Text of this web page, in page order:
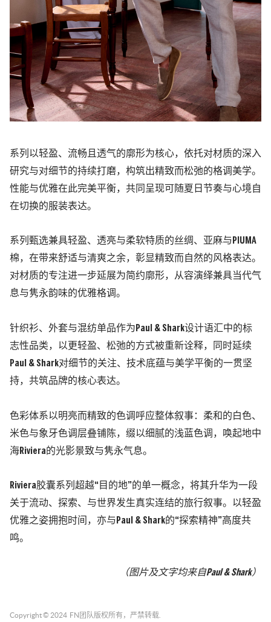
系列以轻盈、 流畅且透气的廓形为核心，依托对材质的深入
研究与对细节的持续打磨，构筑出精致而松弛的格调美学。
性能与优雅在此完美平衡，共同呈现可随夏日节奏与心境自
在切换的服装表达。
系列甄选兼具轻盈、 透亮与柔软特质的丝绸、 亚麻与 PIUMA
棉，在带来舒适与清爽之余，彰显精致而 自然的风格表达。
对材质的专注进一步延展为简约廓形，从容演绎兼具当代气
息与隽永韵味的优雅格调。
针织衫、 外套与混纺单品作为 Paul & Shark设计语汇中的标
志性品类，以更轻盈、 松弛的方式被重新诠释，同时延续
Paul & Shark对细节的关注、 技术底蕴与美学平衡的一贯坚
持，共筑品牌的核心表达。
色彩体系以明亮而精致的色调呼应整体叙事：柔和的白色、
米色与象牙色调层叠铺陈，缀以细腻的浅蓝色调，唤起地中
海 Riviera 的光影景致与隽永气息。
Riviera胶囊系列超越“ 目的地” 的单一概念，将其升华为一段
关于流动、 探索、 与世界发生真实连结 的旅行叙事。 以轻盈
优雅之姿拥抱时间，亦与 Paul & Shark的“探索精神”高度共
鸣。
（图片及文字均来自Paul & Shark）
Copyright © 2024 FN团队 版权所有，严禁转载.